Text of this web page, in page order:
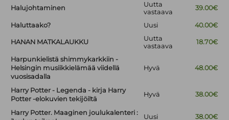
Halujohtaminen
Uutta
vastaava
39.00€
Haluttaako? Uusi 40.00€
HANAN MATKALAUKKU
Uutta
vastaava
18.70€
Harpunkielistä shimmykarkkiin -
Helsingin musiikkielämää viidellä
vuosisadalla
Hyvä 48.00€
Harry Potter - Legenda - kirja Harry
Potter -elokuvien tekijöiltä
Hyvä 38.00€
Harry Potter. Maaginen joulukalenteri :
Uusi 38.00€